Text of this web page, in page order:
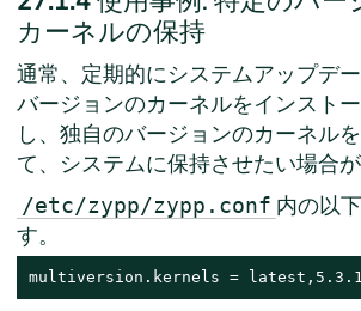
カーネルの保持
通常、定期的にシステムアップデ
バージョンのカーネルをインスト
し、独自のバージョンのカーネル
て、システムに保持させたい場合が
/etc/zypp/zypp.conf 内の以
す。
multiversion.kernels =